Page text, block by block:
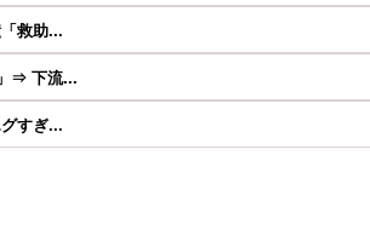
救助...
⇒ 下流...
すぎ...